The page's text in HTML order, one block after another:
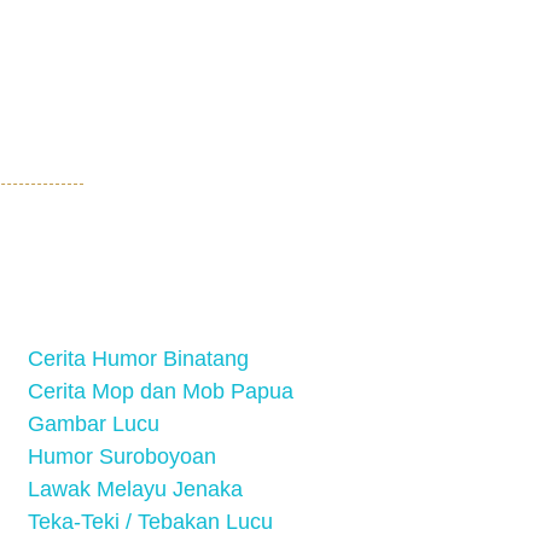
Cerita Humor Binatang
Cerita Mop dan Mob Papua
Gambar Lucu
Humor Suroboyoan
Lawak Melayu Jenaka
Teka-Teki / Tebakan Lucu